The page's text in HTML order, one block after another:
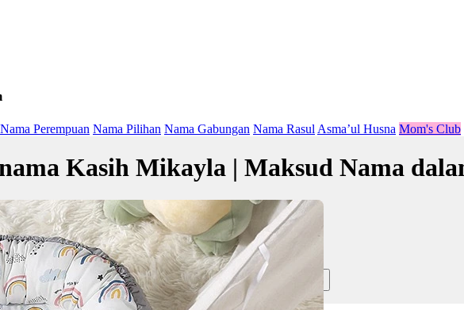
Nama Perempuan Nama Pilihan Nama Gabungan Nama Rasul Asma’ul Husna Mom's Club
Kasih Mikayla | Maksud Nama
Kasih; Pemberian Allah